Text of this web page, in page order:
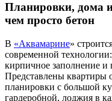
Планировки, дома
чем просто бетон
В «Аквамарине»
современной
кирпичное заполнение и
Представлены квартиры
планировки с большой
гардеробной, лоджия в